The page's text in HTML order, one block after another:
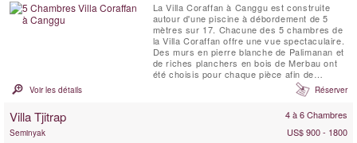
La Villa Coraffan à Canggu est construite
autour d'une piscine à débordement de 5
mètres sur 17. Chacune des 5 chambres de
la Villa Coraffan offre une vue spectaculaire.
Des murs en pierre blanche de Palimanan et
de riches planchers en bois de Merbau ont
été choisis pour chaque pièce afin de
fusionner la tranquillité digne d'un temple
avec la chaleur de la terre. La Villa Coraffan
bar. Les autres espaces communs
Voir les détails Réserver
Villa Tjitrap 4 à 6 Chambres
Seminyak
US$ 900 - 1800